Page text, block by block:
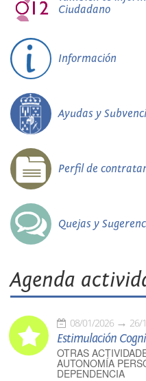
Ciudadano
Información
Ayudas y
Perfil de
Quejas y
Agenda
08/01/2026 26/
Estimulación
OTRAS
AUTONOMÍA
DEPENDENCIA